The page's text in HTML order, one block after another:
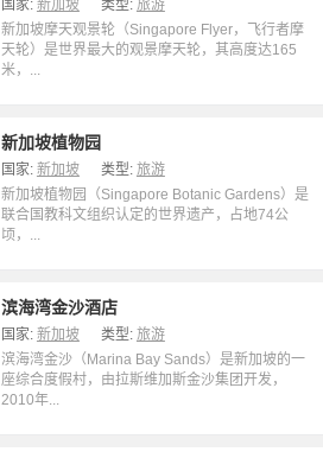
国家: 新加坡 类型: 旅游
新加坡摩天观景轮（Singapore Flyer，飞行者摩
天轮）是世界最大的观景摩天轮，其高度达165
米，...
新加坡植物园
国家: 新加坡 类型: 旅游
新加坡植物园（Singapore Botanic Gardens）是
联合国教科文组织认定的世界遗产，占地74公
顷，...
滨海湾金沙酒店
国家: 新加坡 类型: 旅游
滨海湾金沙（Marina Bay Sands）是新加坡的一
座综合度假村，由拉斯维加斯金沙集团开发，
2010年...